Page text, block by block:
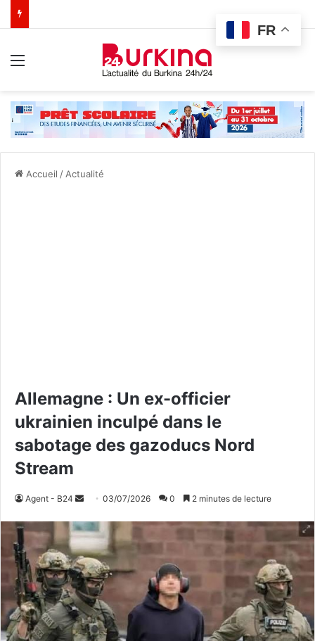
Accueil / Actualité
Allemagne : Un ex-officier
ukrainien inculpé dans le
sabotage des gazoducs Nord
Stream
Agent - B24
v
o
y
e
r
u
n
03/07/2026 0 2 minutes de lecture
FR